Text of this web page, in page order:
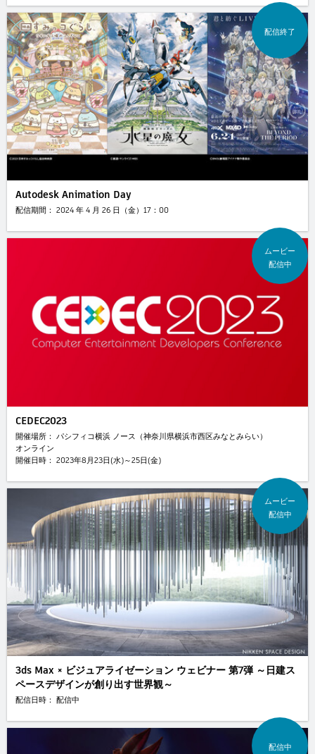
配信終了
Autodesk Animation Day
配信期間： 2024 年 4 月 26 日（金）17：00
ムービー
配信中
CEDEC2023
開催場所： パシフィコ横浜 ノース（神奈川県横浜市西区みなとみらい）
オンライン
開催日時： 2023年8月23日(水)～25日(金)
ムービー
配信中
3ds Max × ビジュアライゼーション ウェビナー 第7弾 ～日建ス
ペースデザインが創り出す世界観～
配信日時： 配信中
配信中